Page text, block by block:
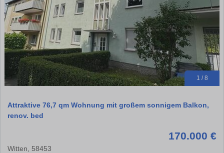
1 / 8
Attraktive 76,7 qm Wohnung mit großem sonnigem Balkon,
renov. bed
170.000 €
Witten, 58453